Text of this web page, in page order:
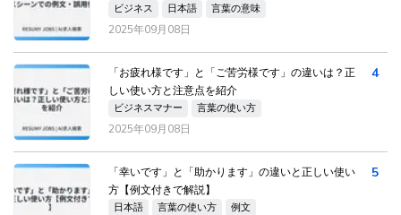
ビジネス 日本語 言葉の意味
2025年09月08日
「お疲れ様です」と「ご苦労様です」の違いは？正
しい使い方と注意点を紹介
ビジネスマナー 言葉の使い方
2025年09月08日
4
「幸いです」と「助かります」の違いと正しい使い
方【例文付きで解説】
日本語 言葉の使い方 例文
5